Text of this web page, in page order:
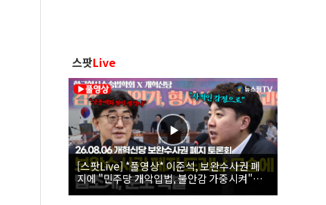
스팟Live
[스팟Live] *풀영상* 이준석, 보완수사권 폐
지에 "민주당 개악입법, 불안감 가중시켜"｜
26.08.06 개혁신당 보완수사권 폐지 토론회